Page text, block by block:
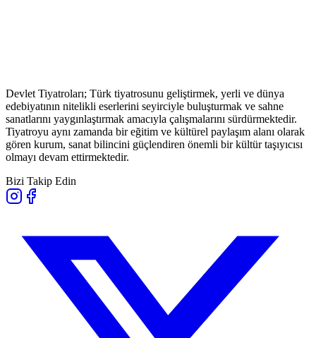
Devlet Tiyatroları; Türk tiyatrosunu geliştirmek, yerli ve dünya
edebiyatının nitelikli eserlerini seyirciyle buluşturmak ve sahne
sanatlarını yaygınlaştırmak amacıyla çalışmalarını sürdürmektedir.
Tiyatroyu aynı zamanda bir eğitim ve kültürel paylaşım alanı olarak
gören kurum, sanat bilincini güçlendiren önemli bir kültür taşıyıcısı
olmayı devam ettirmektedir.
Bizi Takip Edin